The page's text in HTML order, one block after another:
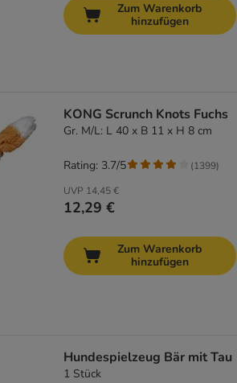
Zum Warenkorb
hinzufügen
KONG Scrunch Knots Fuchs
Gr. M/L: L 40 x B 11 x H 8 cm
UVP 14,45 €
12,29 €
Rating: 3.7/5 (1399)
Zum Warenkorb
hinzufügen
Hundespielzeug Bär mit Tau
1 Stück